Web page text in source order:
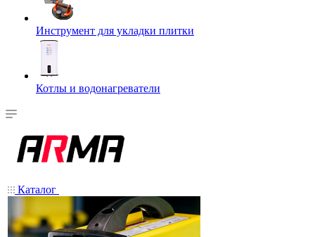
Инструмент для укладки плитки
Котлы и водонагреватели
Каталог